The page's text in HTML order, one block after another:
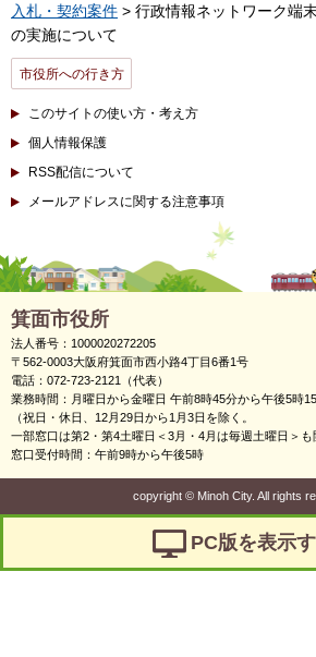
入札・契約案件 > 行政情報ネットワーク端
の実施について
市役所への行き方
このサイトの使い方・考え方
個人情報保護
RSS配信について
メールアドレスに関する注意事項
箕面市役所
法人番号：1000020272205
〒562-0003大阪府箕面市西小路4丁目6番1号
電話：072-723-2121（代表）
業務時間：月曜日から金曜日 午前8時45分から午後5時
（祝日・休日、12月29日から1月3日を除く。
一部窓口は第2・第4土曜日＜3月・4月は毎週土曜日＞も
窓口受付時間：午前9時から午後5時
copyright ©Minoh City. All rights
PC版を表示